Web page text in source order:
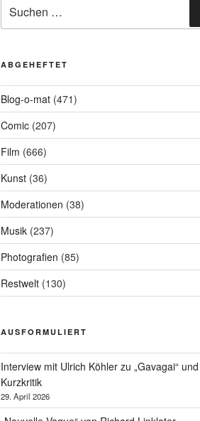
nach:
ABGEHEFTET
Blog-o-mat(471)
Comic(207)
Film (666)
Kunst(36)
Moderationen (38)
Musik(237)
Photografien (85)
Restwelt(130)
AUSFORMULIERT
Interview mit Ulrich Köhler zu „Gavagai“ und
Kurzkritik
29. April 2026